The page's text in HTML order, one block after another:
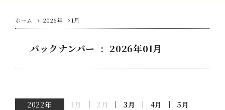
ホーム 2026年 1月
バックナンバー : 2026年01月
2022年 1月 2月 3月 4月
5月